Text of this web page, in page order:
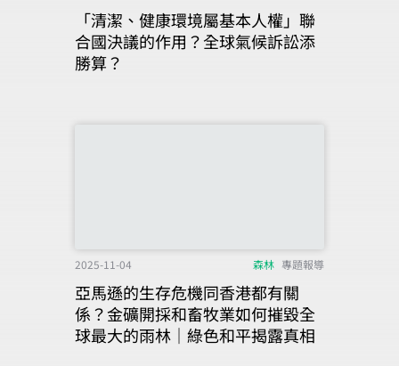
「清潔、健康環境屬基本人權」聯
合國決議的作用？全球氣候訴訟添
勝算？
2025-11-04 森林 專題報導
亞馬遜的生存危機同香港都有關
係？金礦開採和畜牧業如何摧毀全
球最大的雨林｜綠色和平揭露真相